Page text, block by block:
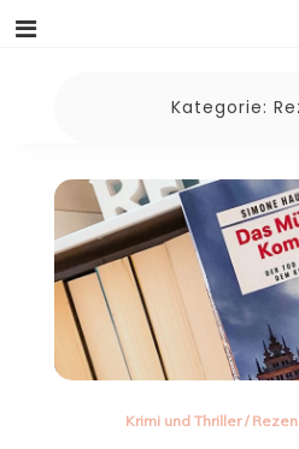
Kategorie:
Krimi und Thriller/